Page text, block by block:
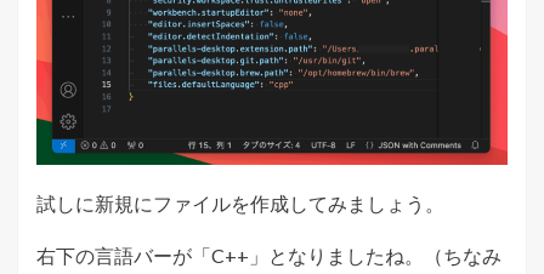
試しに新規にファイルを作成してみましょう。
右下の言語バーが「C++」となりましたね。（ちなみ